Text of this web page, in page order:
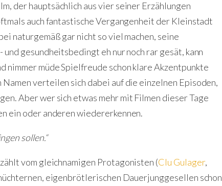
der hauptsächlich aus vier seiner Erzählungen
auch fantastische Vergangenheit der Kleinstadt
naturgemäß gar nicht so viel machen, seine
gesundheitsbedingt eh nur noch rar gesät, kann
nimmer müde Spielfreude schon klare Akzentpunkte
verteilen sich dabei auf die einzelnen Episoden,
Aber wer sich etwas mehr mit Filmen dieser Tage
ein oder anderen wiedererkennen.
sollen.“
vom gleichnamigen Protagonisten (Clu Gulager,
eigenbrötlerischen Dauerjunggesellen schon